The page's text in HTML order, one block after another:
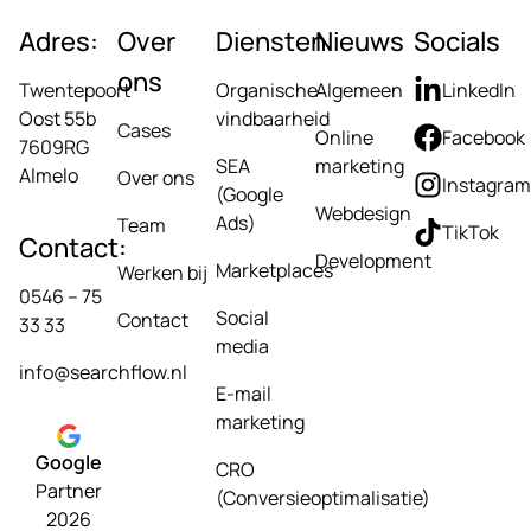
Adres:
Twentepoort
Oost 55b
7609RG
Almelo
Contact:
0546 – 75
33 33
info@searchflow.nl
Google
Partner
2026
Over
ons
Cases
Over ons
Team
Werken bij
Contact
Diensten
Organische
vindbaarheid
SEA
(Google
Ads)
Marketplaces
Social
media
E-mail
marketing
CRO
(Conversieoptimalisatie)
Nieuws
Algemeen
Online
marketing
Webdesign
Development
Socials
LinkedIn
Facebook
Instagram
TikTok